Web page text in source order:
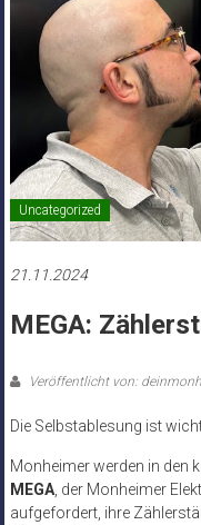
Uncategorized
21.11.2024
MEGA:
Veröffentlicht von:
Die Selbstablesung ist
Monheimer werden in den
MEGA, der Monheimer
aufgefordert, ihre